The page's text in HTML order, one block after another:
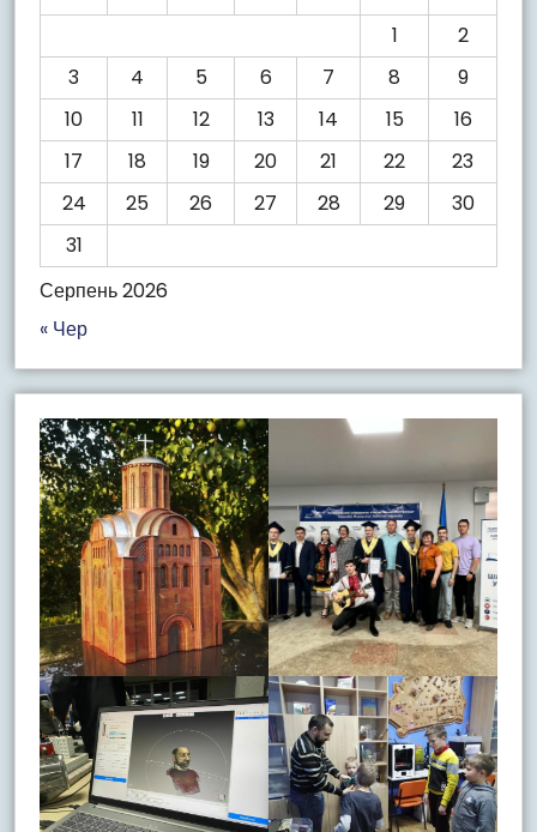
Серпень 2026
1
2
3
4 5 6 7 8
9
10
11 12 13 14 15
16
17
18 19 20 21 22
23
24
25 26 27 28 29
30
31
« Чер